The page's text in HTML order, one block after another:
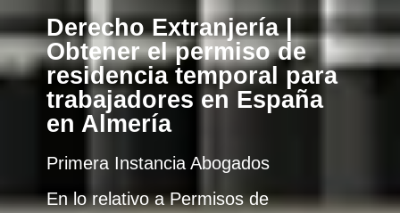
Derecho Extranjería |
Obtener el permiso de
residencia temporal para
trabajadores en España
en Almería
Primera Instancia Abogados
En lo relativo a Permisos de